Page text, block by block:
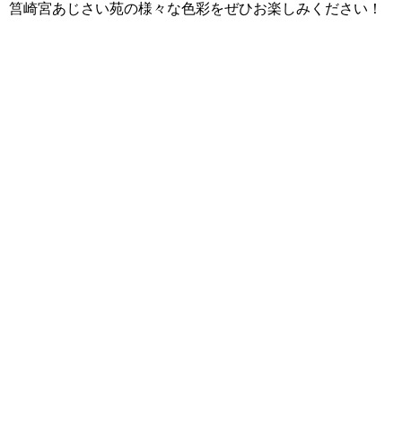
筥崎宮あじさい苑の様々な色彩をぜひお楽しみください！